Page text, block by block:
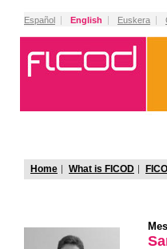
Español English Euskera
Home What is FICOD